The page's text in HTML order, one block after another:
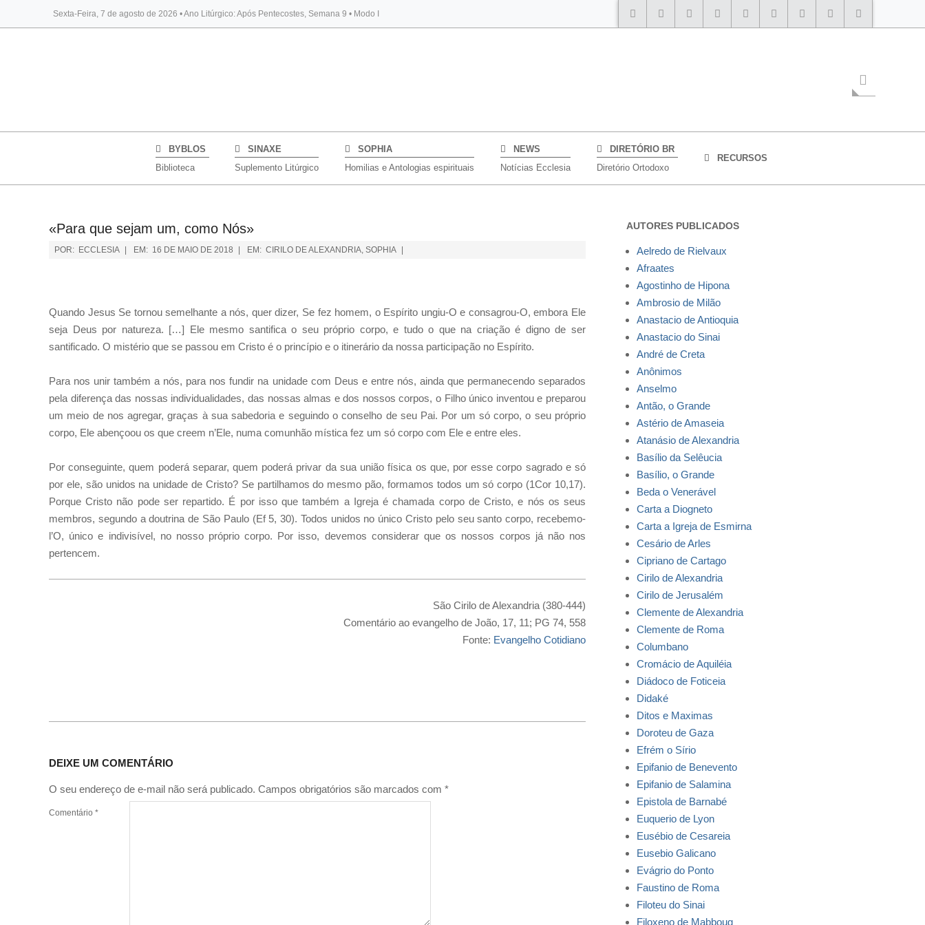
Sexta-Feira, 7 de agosto de 2026 • Ano Litúrgico: Após Pentecostes, Semana 9 • Modo I
BYBLOS
BYBLOS
Biblioteca
SINAXE
Suplemento Litúrgico
SOPHIA
Homilias e Antologias espirituais
NEWS
Notícias Ecclesia
DIRETÓRIO BR
Diretório Ortodoxo
RECURSOS
«Para que sejam um, como Nós»
POR: ECCLESIA EM: 16 DE MAIO DE 2018 EM: CIRILO DE ALEXANDRIA, SOPHIA
Quando Jesus Se tornou semelhante a nós, quer dizer, Se fez homem, o Espírito ungiu-O e consagrou-O, embora Ele
seja Deus por natureza. […] Ele mesmo santifica o seu próprio corpo, e tudo o que na criação é digno de ser
santificado. O mistério que se passou em Cristo é o princípio e o itinerário da nossa participação no Espírito.
Para nos unir também a nós, para nos fundir na unidade com Deus e entre nós, ainda que permanecendo separados
pela diferença das nossas individualidades, das nossas almas e dos nossos corpos, o Filho único inventou e preparou
um meio de nos agregar, graças à sua sabedoria e seguindo o conselho de seu Pai. Por um só corpo, o seu próprio
corpo, Ele abençoou os que creem n’Ele, numa comunhão mística fez um só corpo com Ele e entre eles.
Por conseguinte, quem poderá separar, quem poderá privar da sua união física os que, por esse corpo sagrado e só
por ele, são unidos na unidade de Cristo? Se partilhamos do mesmo pão, formamos todos um só corpo (1Cor 10,17).
Porque Cristo não pode ser repartido. É por isso que também a Igreja é chamada corpo de Cristo, e nós os seus
membros, segundo a doutrina de São Paulo (Ef 5, 30). Todos unidos no único Cristo pelo seu santo corpo, recebemo-
l’O, único e indivisível, no nosso próprio corpo. Por isso, devemos considerar que os nossos corpos já não nos
pertencem.
São Cirilo de Alexandria (380-444)
Comentário ao evangelho de João, 17, 11; PG 74, 558
Fonte: Evangelho Cotidiano
DEIXE UM COMENTÁRIO
O seu endereço de e-mail não será publicado. Campos obrigatórios são marcados com *
Comentário *
AUTORES PUBLICADOS
Aelredo de Rielvaux
Afraates
Agostinho de Hipona
Ambrosio de Milão
Anastacio de Antioquia
Anastacio do Sinai
André de Creta
Anônimos
Anselmo
Antão, o Grande
Astério de Amaseia
Atanásio de Alexandria
Basílio da Selêucia
Basílio, o Grande
Beda o Venerável
Carta a Diogneto
Carta a Igreja de Esmirna
Cesário de Arles
Cipriano de Cartago
Cirilo de Alexandria
Cirilo de Jerusalém
Clemente de Alexandria
Clemente de Roma
Columbano
Cromácio de Aquiléia
Diádoco de Foticeia
Didaké
Ditos e Maximas
Doroteu de Gaza
Efrém o Sírio
Epifanio de Benevento
Epifanio de Salamina
Epistola de Barnabé
Euquerio de Lyon
Eusébio de Cesareia
Eusebio Galicano
Evágrio do Ponto
Faustino de Roma
Filoteu do Sinai
Filoxeno de Mabboug